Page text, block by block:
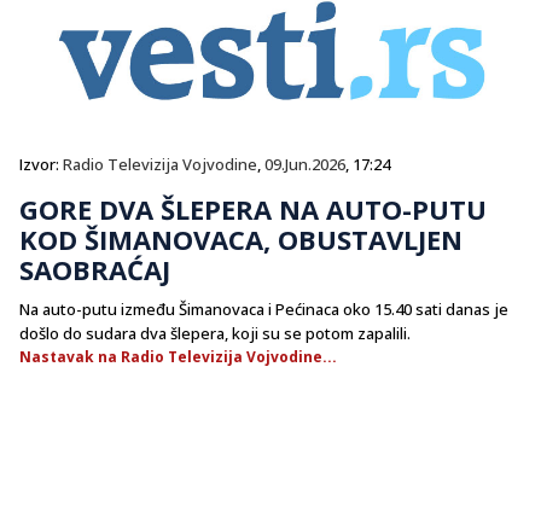
Izvor: Radio Televizija Vojvodine,09.Jun.2026, 17:24
GORE DVA ŠLEPERA NA AUTO-PUTU
KOD ŠIMANOVACA, OBUSTAVLJEN
SAOBRAĆAJ
Na auto-putu između Šimanovaca i Pećinaca oko 15.40 sati danas je
došlo do sudara dva šlepera, koji su se potom zapalili.
Nastavak na Radio Televizija Vojvodine...